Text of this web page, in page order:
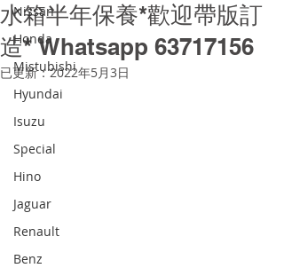
Nissan
Honda
Mistubishi
Hyundai
Isuzu
Special
Hino
Jaguar
Renault
Benz
水箱半年保養*歡迎帶版訂
造* Whatsapp 63717156
已更新：2022年5月3日